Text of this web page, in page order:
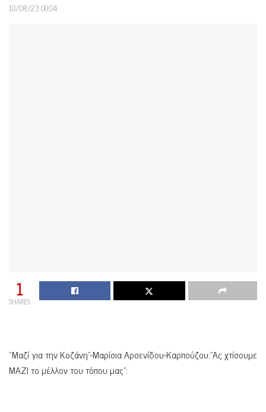
10/08/23 00:04
1
SHARES
“Μαζί για την Κοζάνη”-Μαρίσια Αρσενίδου-Καρπούζου:”Ας χτίσουμε
ΜΑΖΙ το μέλλον του τόπου μας”: